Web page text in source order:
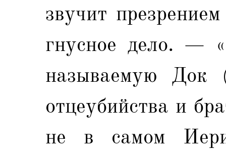
звучит
гнусное дело. —
называемую Док
отцеубийства и
не в самом